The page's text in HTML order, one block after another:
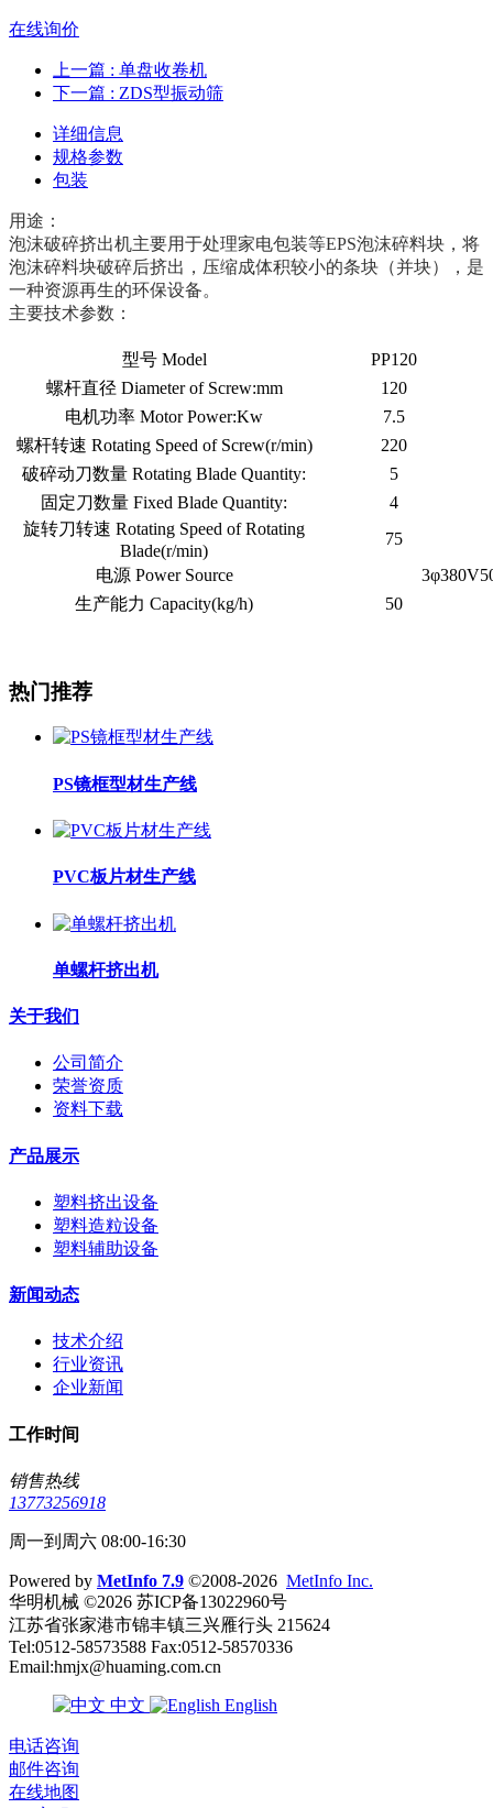
在线询价
上一篇 : 单盘收卷机
下一篇 : ZDS型振动筛
详细信息
规格参数
包装
用途：
泡沫破碎挤出机主要用于处理家电包装等EPS泡沫碎料块，将
泡沫碎料块破碎后挤出，压缩成体积较小的条块（并块），是
一种资源再生的环保设备。
主要技术参数：
型号 Model
PP120
螺杆直径 Diameter of Screw:mm
120
电机功率 Motor Power:Kw
7.5
螺杆转速 Rotating Speed of Screw(r/min)
220
破碎动刀数量 Rotating Blade Quantity:
5
固定刀数量 Fixed Blade Quantity:
4
旋转刀转速 Rotating Speed of Rotating
Blade(r/min)
75
电源 Power Source
生产能力 Capacity(kg/h)
50
热门推荐
PS镜框型材生产线
PVC板片材生产线
单螺杆挤出机
关于我们
公司简介
荣誉资质
资料下载
产品展示
塑料挤出设备
塑料造粒设备
塑料辅助设备
新闻动态
技术介绍
行业资讯
企业新闻
工作时间
销售热线
13773256918
周一到周六 08:00-16:30
Powered by MetInfo 7.9 ©2008-2026 MetInfo Inc.
华明机械 ©2026 苏ICP备13022960号
江苏省张家港市锦丰镇三兴雁行头 215624
Tel:0512-58573588 Fax:0512-58570336
Email:hmjx@huaming.com.cn
中文 English
电话咨询
邮件咨询
在线地图